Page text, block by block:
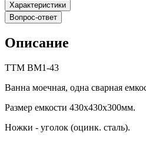
Характеристики
Вопрос-ответ
Описание
ТТМ ВМ1-43
Ванна моечная, одна сварная
Размер емкости 430х430х300мм.
Ножки - уголок (оцинк. сталь).